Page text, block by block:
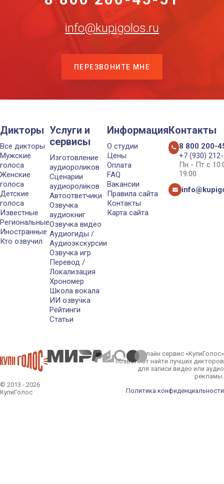
info@kupigolos.ru
ПЕРЕЗВОНИТЕ МНЕ
Дикторы
Все дикторы
Мужские
голоса
Женские
голоса
Детские
голоса
Известные
Региональные
Иностранные
Кто озвучил
Услуги и
сервисы
Изготовление
аудиороликов
Сценарии
аудиороликов
Автоответчики
Озвучка
аудиокниг
Озвучка видео
Аудиогиды /
Аудиоэкскурсии
Озвучка игр
Перевод /
Локализация
Хрономер
Школа вокала
ИИ озвучка
Рейтинги
Статьи
Информация
О студии
Цены
Оплата
FAQ
Вакансии
Правила сайта
Контакты
Карта сайта
Контакты
8 800 200-
+7 (930)
Пн - Пт с
19:00
© 2013 - 2026
КупиГолос
Онлайн сервис «КупиГолос»
позволяет найти лучших дикторов
для записи видео или аудио
рекламы.
Политика конфиденциальности